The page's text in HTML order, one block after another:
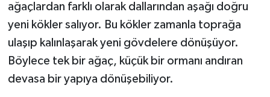
ağaçlardan farklı olarak dallarından aşağı doğru
yeni kökler salıyor. Bu kökler zamanla toprağa
ulaşıp kalınlaşarak yeni gövdelere dönüşüyor.
Böylece tek bir ağaç, küçük bir ormanı andıran
devasa bir yapıya dönüşebiliyor.
İvrindi
KENT GÜNDEMİ